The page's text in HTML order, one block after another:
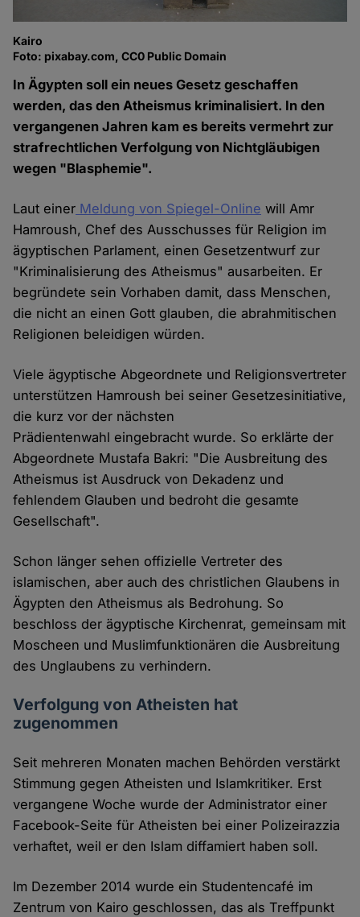
Kairo
Foto: pixabay.com, CC0 Public Domain
In Ägypten soll ein neues Gesetz geschaffen
werden, das den Atheismus kriminalisiert. In den
vergangenen Jahren kam es bereits vermehrt zur
strafrechtlichen Verfolgung von Nichtgläubigen
wegen "Blasphemie".
Laut einer Meldung von Spiegel-Online will Amr
Hamroush, Chef des Ausschusses für Religion im
ägyptischen Parlament, einen Gesetzentwurf zur
"Kriminalisierung des Atheismus" ausarbeiten. Er
begründete sein Vorhaben damit, dass Menschen,
die nicht an einen Gott glauben, die abrahmitischen
Religionen beleidigen würden.
Viele ägyptische Abgeordnete und Religionsvertreter
unterstützen Hamroush bei seiner Gesetzesinitiative,
die kurz vor der nächsten
Prädientenwahl eingebracht wurde. So erklärte der
Abgeordnete Mustafa Bakri: "Die Ausbreitung des
Atheismus ist Ausdruck von Dekadenz und
fehlendem Glauben und bedroht die gesamte
Gesellschaft".
Schon länger sehen offizielle Vertreter des
islamischen, aber auch des christlichen Glaubens in
Ägypten den Atheismus als Bedrohung. So
beschloss der ägyptische Kirchenrat, gemeinsam mit
Moscheen und Muslimfunktionären die Ausbreitung
des Unglaubens zu verhindern.
Verfolgung von Atheisten hat
zugenommen
Seit mehreren Monaten machen Behörden verstärkt
Stimmung gegen Atheisten und Islamkritiker. Erst
vergangene Woche wurde der Administrator einer
Facebook-Seite für Atheisten bei einer Polizeirazzia
verhaftet, weil er den Islam diffamiert haben soll.
Im Dezember 2014 wurde ein Studentencafé im
Zentrum von Kairo geschlossen, das als Treffpunkt